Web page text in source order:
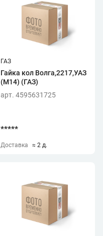
ГАЗ
Гайка кол Волга,2217,УАЗ
(М14) (ГАЗ)
арт. 4595631725
*****
Доставка ≈ 2 д.